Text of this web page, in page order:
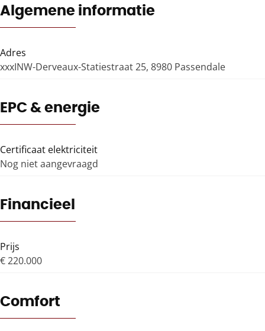
Algemene informatie
Adres
xxxINW-Derveaux-Statiestraat 25, 8980 Passendale
EPC & energie
Certificaat elektriciteit
Nog niet aangevraagd
Financieel
Prijs
€ 220.000
Comfort